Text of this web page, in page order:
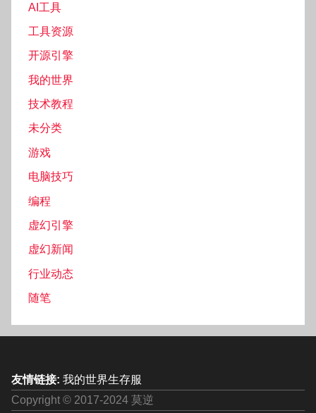
AI工具
工具资源
开源引擎
我的世界
技术教程
未分类
游戏
电脑技巧
编程
虚幻引擎
虚幻新闻
行业动态
随笔
友情链接: 我的世界生存服
Copyright © 2017-2024 莫逆